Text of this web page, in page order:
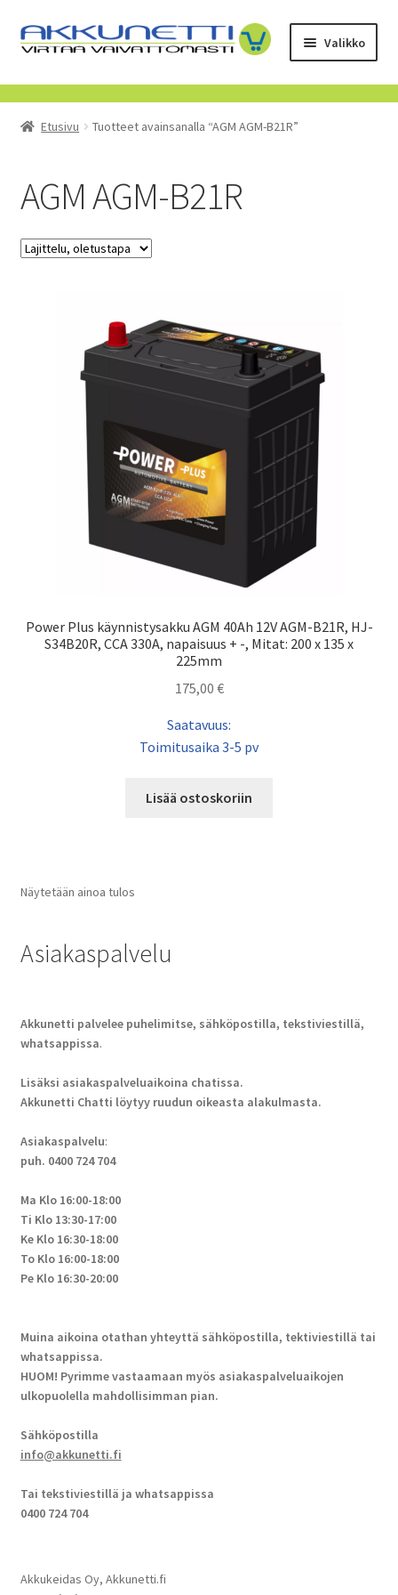
Siirry
navigointiin
Siirry
sisältöön
Valikko
Kauppa
Tietoa meistä
Yrityksille
Etusivu Tuotteet avainsanalla “AGM AGM-B21R”
AGM AGM-B21R
Power Plus käynnistysakku AGM 40Ah 12V AGM-B21R, HJ-
S34B20R, CCA 330A, napaisuus + -, Mitat: 200 x 135 x
225mm
175,00 €
Saatavuus:
Toimitusaika 3-5 pv
Lisää ostoskoriin
Näytetään ainoa tulos
Asiakaspalvelu
Akkunetti palvelee puhelimitse, sähköpostilla, tekstiviestillä,
whatsappissa.
Lisäksi asiakaspalveluaikoina chatissa.
Akkunetti Chatti löytyy ruudun oikeasta alakulmasta.
Asiakaspalvelu:
puh. 0400 724 704
Ma Klo 16:00-18:00
Ti Klo 13:30-17:00
Ke Klo 16:30-18:00
To Klo 16:00-18:00
Pe Klo 16:30-20:00
Muina aikoina otathan yhteyttä sähköpostilla, tektiviestillä tai
whatsappissa.
HUOM! Pyrimme vastaamaan myös asiakaspalveluaikojen
ulkopuolella mahdollisimman pian.
Sähköpostilla
info@akkunetti.fi
Tai tekstiviestillä ja whatsappissa
0400 724 704
Akkukeidas Oy, Akkunetti.fi